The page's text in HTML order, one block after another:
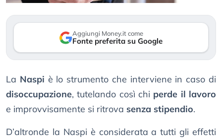
Aggiungi Money.it come
Fonte preferita su Google
La Naspi è lo strumento che interviene in caso di
disoccupazione, tutelando così chi perde il lavoro
e improvvisamente si ritrova senza stipendio.
D’altronde la Naspi è considerata a tutti gli effetti